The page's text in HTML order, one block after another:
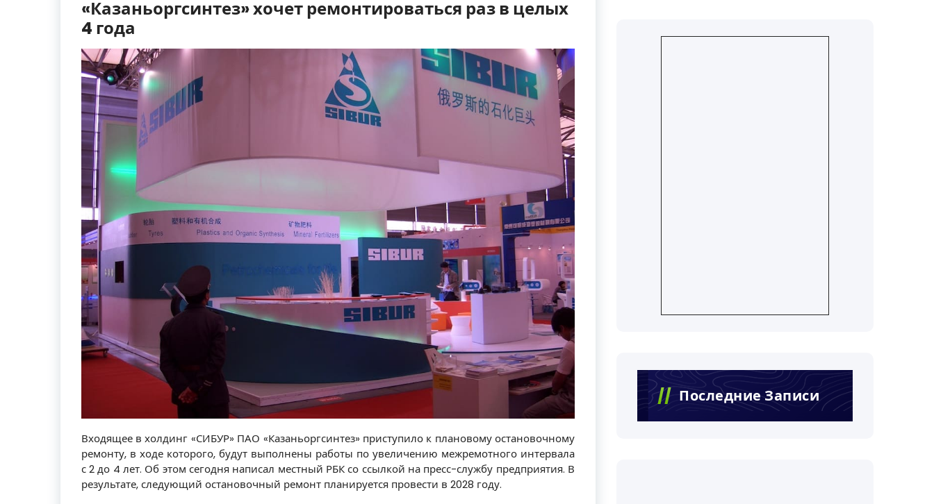
«Казаньоргсинтез» хочет ремонтироваться раз в целых
4 года
Входящее в холдинг «СИБУР» ПАО «Казаньоргсинтез» приступило к плановому остановочному
ремонту, в ходе которого, будут выполнены работы по увеличению межремотного интервала
с 2 до 4 лет. Об этом сегодня написал местный РБК со ссылкой на пресс-службу предприятия. В
результате, следующий остановочный ремонт планируется провести в 2028 году.
Последние Записи